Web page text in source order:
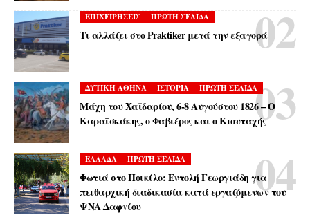
ΕΠΙΧΕΙΡΗΣΕΙΣ ΠΡΩΤΗ ΣΕΛΙΔΑ
Τι αλλάζει στο Praktiker μετά την εξαγορά
ΔΥΤΙΚΗ ΑΘΗΝΑ ΙΣΤΟΡΙΑ ΠΡΩΤΗ ΣΕΛΙΔΑ
Μάχη του Χαϊδαρίου, 6-8 Αυγούστου 1826 – Ο
Καραϊσκάκης, ο Φαβιέρος και ο Κιουταχής
ΕΛΛΑΔΑ ΠΡΩΤΗ ΣΕΛΙΔΑ
Φωτιά στο Ποικίλο: Εντολή Γεωργιάδη για
πειθαρχική διαδικασία κατά εργαζόμενων του
ΨΝΑ Δαφνίου